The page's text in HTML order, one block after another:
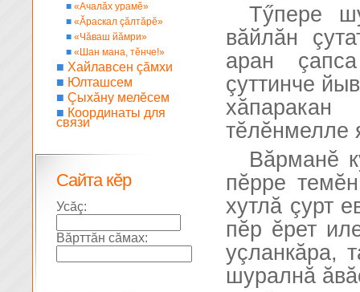
Тӳпере
вăйлăн
аран
çуттинче
тĕлĕнмелле
Вăрманĕ
пĕрре
хутлă çурт
пĕр ĕрет
уçланкăра,
шуралнă
■ «Ачалăх урамĕ»
■ «Ăраскал çăлтăрĕ»
■ «Чăваш йăмри»
■ «Шан мана, тĕнче!»
■ Хайлавсен çăмхи
■ Юлташсем
■ Çыхăну мелĕсем
■ Координаты для
связи
Сайта кĕр
Усăç:
Вăрттăн сăмах: